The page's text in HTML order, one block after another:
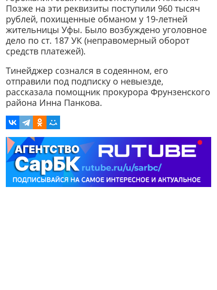
Позже на эти реквизиты поступили 960 тысяч
рублей, похищенные обманом у 19-летней
жительницы Уфы. Было возбуждено уголовное
дело по ст. 187 УК (неправомерный оборот
средств платежей).
Тинейджер сознался в содеянном, его
отправили под подписку о невыезде,
рассказала помощник прокурора Фрунзенского
района Инна Панкова.